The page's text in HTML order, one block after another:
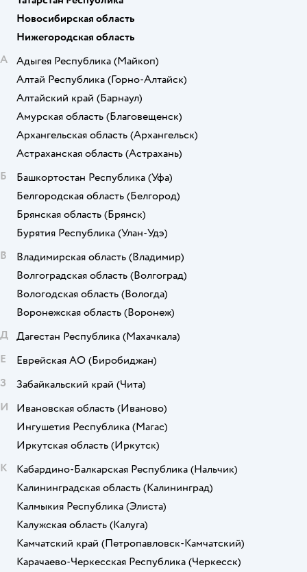
Новосибирская область
Нижегородская область
А
Адыгея Республика (Майкоп)
Алтай Республика (Горно-Алтайск)
Алтайский край (Барнаул)
Амурская область (Благовещенск)
Архангельская область (Архангельск)
Астраханская область (Астрахань)
Б
Башкортостан Республика (Уфа)
Белгородская область (Белгород)
Брянская область (Брянск)
Бурятия Республика (Улан-Удэ)
В
Владимирская область (Владимир)
Волгоградская область (Волгоград)
Вологодская область (Вологда)
Воронежская область (Воронеж)
Д Дагестан Республика (Махачкала)
Е
Еврейская АО (Биробиджан)
З
Забайкальский край (Чита)
И
Ивановская область (Иваново)
Ингушетия Республика (Магас)
Иркутская область (Иркутск)
К
Кабардино-Балкарская Республика (Нальчик)
Калининградская область (Калининград)
Калмыкия Республика (Элиста)
Калужская область (Калуга)
Камчатский край (Петропавловск-Камчатский)
Карачаево-Черкесская Республика (Черкесск)